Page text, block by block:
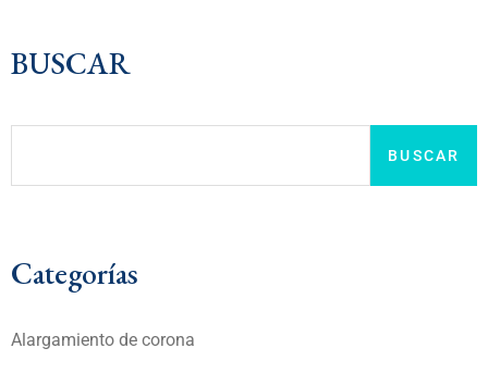
BUSCAR
BUSCAR
Categorías
Alargamiento de corona